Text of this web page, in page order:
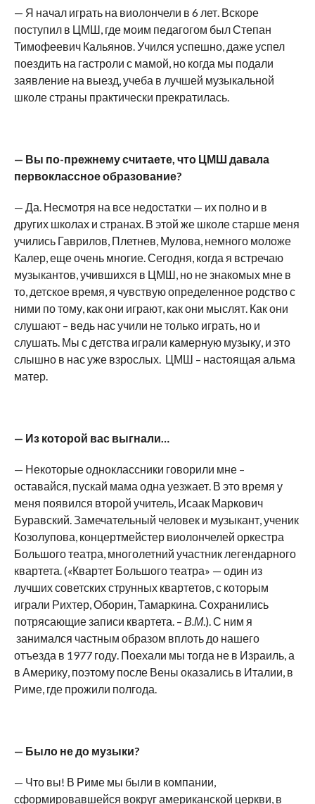
— Я начал играть на виолончели в 6 лет. Вскоре
поступил в ЦМШ, где моим педагогом был Степан
Тимофеевич Кальянов. Учился успешно, даже успел
поездить на гастроли с мамой, но когда мы подали
заявление на выезд, учеба в лучшей музыкальной
школе страны практически прекратилась.
— Вы по-прежнему считаете, что ЦМШ давала
первоклассное образование?
— Да. Несмотря на все недостатки — их полно и в
других школах и странах. В этой же школе старше меня
учились Гаврилов, Плетнев, Мулова, немного моложе
Калер, еще очень многие. Сегодня, когда я встречаю
музыкантов, учившихся в ЦМШ, но не знакомых мне в
то, детское время, я чувствую определенное родство с
ними по тому, как они играют, как они мыслят. Как они
слушают – ведь нас учили не только играть, но и
слушать. Мы с детства играли камерную музыку, и это
слышно в нас уже взрослых. ЦМШ – настоящая альма
матер.
— Из которой вас выгнали…
— Некоторые одноклассники говорили мне –
оставайся, пускай мама одна уезжает. В это время у
меня появился второй учитель, Исаак Маркович
Буравский. Замечательный человек и музыкант, ученик
Козолупова, концертмейстер виолончелей оркестра
Большого театра, многолетний участник легендарного
квартета. («Квартет Большого театра» — один из
лучших советских струнных квартетов, с которым
играли Рихтер, Оборин, Тамаркина. Сохранились
потрясающие записи квартета. – В.М.). С ним я
занимался частным образом вплоть до нашего
отъезда в 1977 году. Поехали мы тогда не в Израиль, а
в Америку, поэтому после Вены оказались в Италии, в
Риме, где прожили полгода.
— Было не до музыки?
— Что вы! В Риме мы были в компании,
сформировавшейся вокруг американской церкви, в